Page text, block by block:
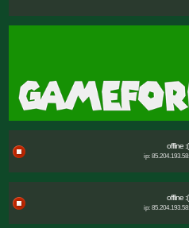
offline :(
ip:
offline :(
ip: